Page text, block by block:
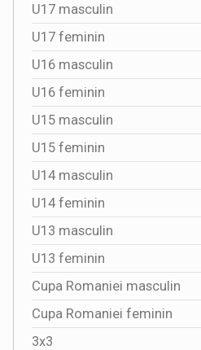
U17 masculin
U17 feminin
U16 masculin
U16 feminin
U15 masculin
U15 feminin
U14 masculin
U14 feminin
U13 masculin
U13 feminin
Cupa Romaniei masculin
Cupa Romaniei feminin
3x3